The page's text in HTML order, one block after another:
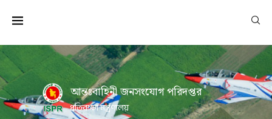
আন্তঃবাহিনী জনসংযোগ পরিদপ্তর
প্রতিরক্ষা মন্ত্রণালয়